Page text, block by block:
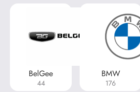
BelGee
44
BMW
176